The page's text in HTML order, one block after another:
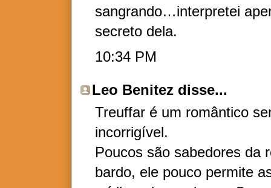
sangrando…interpretei
secreto dela.
10:34 PM
Leo Benitez disse...
Treuffar é um romântico
incorrigível.
Poucos são sabedores da
bardo, ele pouco permite